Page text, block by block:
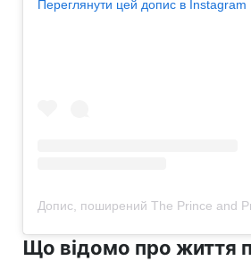
Переглянути цей допис в Instagram
Що відомо про життя